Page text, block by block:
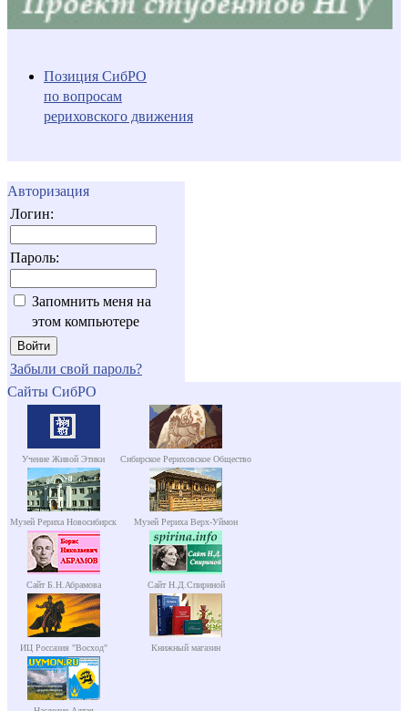
Позиция СибРО
по вопросам
рериховского движения
Авторизация
Логин:
Пароль:
Запомнить меня на
этом компьютере
Забыли свой пароль?
Сайты СибРО
Учение Живой Этики Сибирское Рериховское Общество
Музей Рериха Новосибирск Музей Рериха Верх-Уймон
Сайт Б.Н.Абрамова Сайт Н.Д.Спириной
ИЦ Россазия "Восход" Книжный магазин